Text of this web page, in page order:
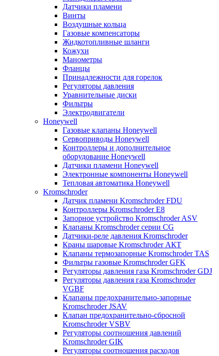
Датчики пламени
Винты
Воздушные кольца
Газовые компенсаторы
Жидкотопливные шланги
Кожухи
Манометры
Фланцы
Принадлежности для горелок
Регуляторы давления
Уравнительные диски
Фильтры
Электродвигатели
Honeywell
Газовые клапаны Honeywell
Сервоприводы Honeywell
Контроллеры и дополнительное
оборудование Honeywell
Датчики пламени Honeywell
Электронные компоненты Honeywell
Тепловая автоматика Honeywell
Kromschroder
Датчик пламени Kromschroder FDU
Контроллеры Kromschroder E8
Запорное устройство Kromschroder ASV
Клапаны Kromschroder серии CG
Датчики-реле давления Kromschroder
Краны шаровые Kromschroder АКТ
Клапаны термозапорные Kromschroder TAS
Фильтры газовые Kromschroder GFK
Регуляторы давления газа Kromschroder GDJ
Регуляторы давления газа Kromschroder
VGBF
Клапаны предохранительно-запорные
Kromschroder JSAV
Клапан предохранительно-сбросной
Kromschroder VSBV
Регуляторы соотношения давлений
Kromschroder GIK
Регуляторы соотношения расходов